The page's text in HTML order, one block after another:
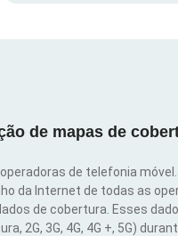
de mapas de
de telefonia
da Internet de todas as
de cobertura. Esses
2G, 3G, 4G, 4G +, 5G)